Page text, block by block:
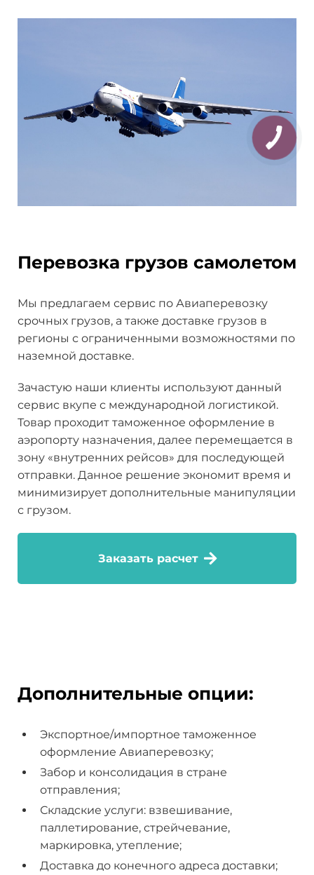
Перевозка грузов самолетом
Мы предлагаем сервис по Авиаперевозку
срочных грузов, а также доставке грузов в
регионы с ограниченными возможностями по
наземной доставке.
Зачастую наши клиенты используют данный
сервис вкупе с международной логистикой.
Товар проходит таможенное оформление в
аэропорту назначения, далее перемещается в
зону «внутренних рейсов» для последующей
отправки. Данное решение экономит время и
минимизирует дополнительные манипуляции
с грузом.
Заказать расчет
Дополнительные опции:
Экспортное/импортное таможенное
оформление Авиаперевозку;
Забор и консолидация в стране
отправления;
Складские услуги: взвешивание,
паллетирование, стрейчевание,
маркировка, утепление;
Доставка до конечного адреса доставки;